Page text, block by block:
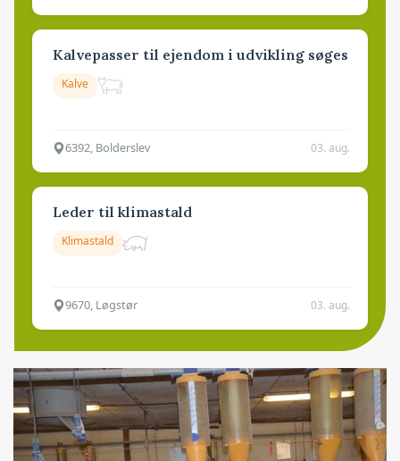
Kalvepasser til ejendom i udvikling søges
Kalve
6392, Bolderslev 03. aug.
Leder til klimastald
Klimastald
9670, Løgstør 03. aug.